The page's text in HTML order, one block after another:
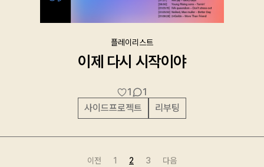
플레이리스트
이제 다시 시작이야
1
1
사이드프로젝트
리부팅
이전 1 2 3 다음